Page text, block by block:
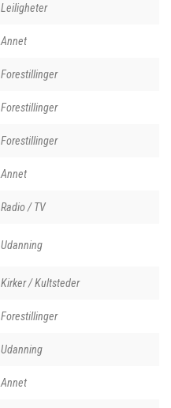
Leiligheter
Annet
Forestillinger
Forestillinger
Forestillinger
Annet
Radio / TV
Udanning
Kirker / Kultsteder
Forestillinger
Udanning
Annet